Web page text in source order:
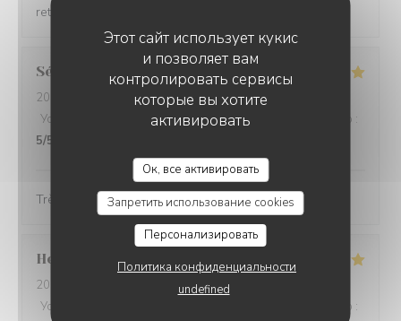
Этот сайт использует кукис
и позволяет вам
контролировать сервисы
которые вы хотите
активировать
Ок, все активировать
Запретить использование cookies
Персонализировать
Политика конфиденциальности
undefined
retournera encore !
Séverine
2026-07-18
- 13:45 - гости 3
Услуги
Атмосфера:5/5 Меню: 4 Цена / качество :
5/5
Très bon accueil avec un repas fait maison excellent
Helena
2026-07-18
- 20:30 - гости 3
Услуги
Цена / качество :
AUBERGE DE LA LONGUE CROIX